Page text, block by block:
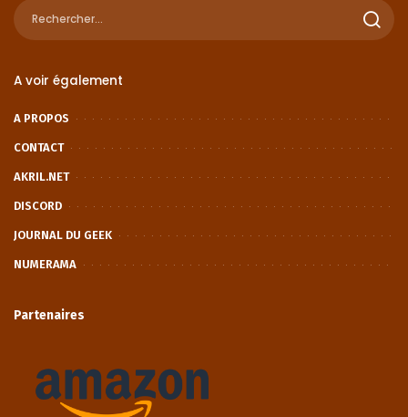
A voir également
A PROPOS
CONTACT
AKRIL.NET
DISCORD
JOURNAL DU GEEK
NUMERAMA
Partenaires